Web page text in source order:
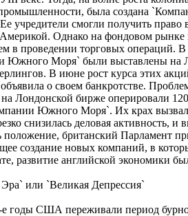
была создана
учредители смогли получить
Однако на фондовом рынке
в проведении торговых операций. В
Южного Моря` были выставлены на
В июне рост курса этих
о своем банкротстве.
на Лондонской бирже оперировали
Южного Моря`. Их крах
снизилась деловая активность, и
положение, британский Парламент
создание новых компаний, в
развитие английской экономики
или `Великая Депрессия`
США переживали период